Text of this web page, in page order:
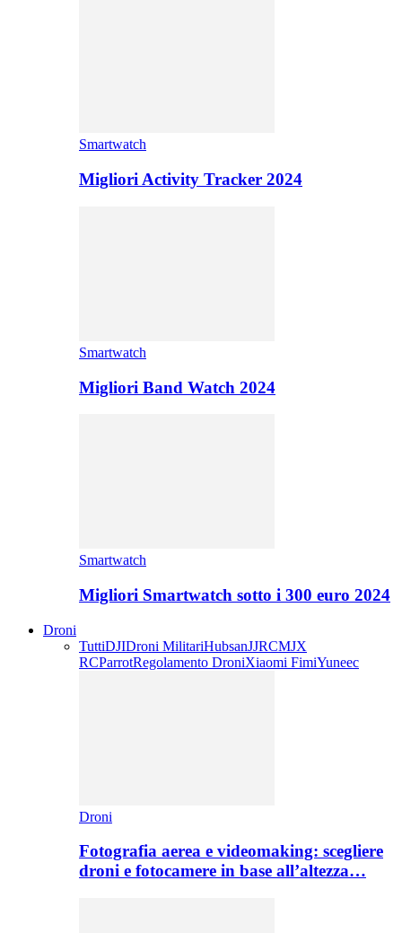
Smartwatch
Migliori Activity Tracker 2024
Smartwatch
Migliori Band Watch 2024
Smartwatch
Migliori Smartwatch sotto i 300 euro 2024
Droni
TuttiDJIDroni MilitariHubsanJJRCMJX
RCParrotRegolamento DroniXiaomi FimiYuneec
Droni
Fotografia aerea e videomaking: scegliere
droni e fotocamere in base all’altezza…